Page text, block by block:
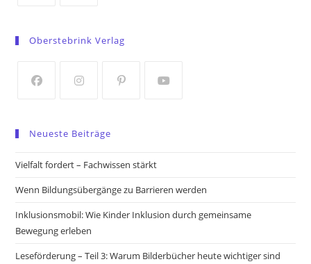
a
tab
tab
Oberstebrink Verlag
a
new
new
a
new
new
Neueste Beiträge
Vielfalt fordert – Fachwissen stärkt
Wenn Bildungsübergänge zu Barrieren werden
Inklusionsmobil: Wie Kinder Inklusion durch gemeinsame
Bewegung erleben
Leseförderung – Teil 3: Warum Bilderbücher heute wichtiger sind